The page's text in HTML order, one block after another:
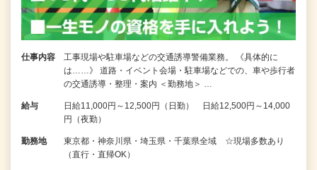
仕事内容
工事現場や駐車場などの交通誘導警備業務。 《具体的に
は……》 道路・イベント会場・駐車場などでの、車や歩行者
の交通誘導・整理・案内 ＜勤務地＞ …
給与
日給11,000円～12,500円（日勤） 日給12,500円～14,000
円（夜勤）
勤務地
東京都・神奈川県・埼玉県・千葉県全域 ☆現場多数あり
（直行・直帰OK）